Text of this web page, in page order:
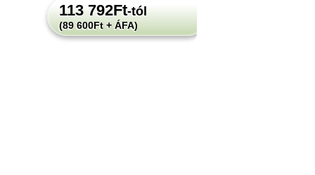
113 792Ft-tól
(89 600Ft + ÁFA)